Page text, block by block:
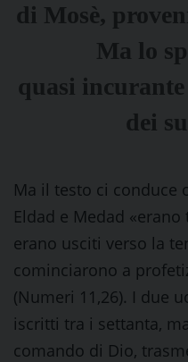
di Mosè,
Ma lo
quasi
dei
Ma il testo ci conduce
Eldad e Medad
erano usciti verso la
cominciarono a
(Numeri 11,26). I due
iscritti tra i settanta,
comando di Dio,